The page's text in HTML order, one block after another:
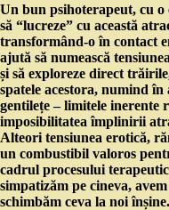
Un bun psihoterapeut, cu o
să “lucreze” cu această
transformând-o în contact
ajută să numească
și să exploreze direct
spatele acestora, numind
gentilețe – limitele inerente
imposibilitatea împlinirii
Alteori tensiunea erotică,
un combustibil valoros
cadrul procesului
simpatizăm pe cineva,
schimbăm ceva la noi înșine.